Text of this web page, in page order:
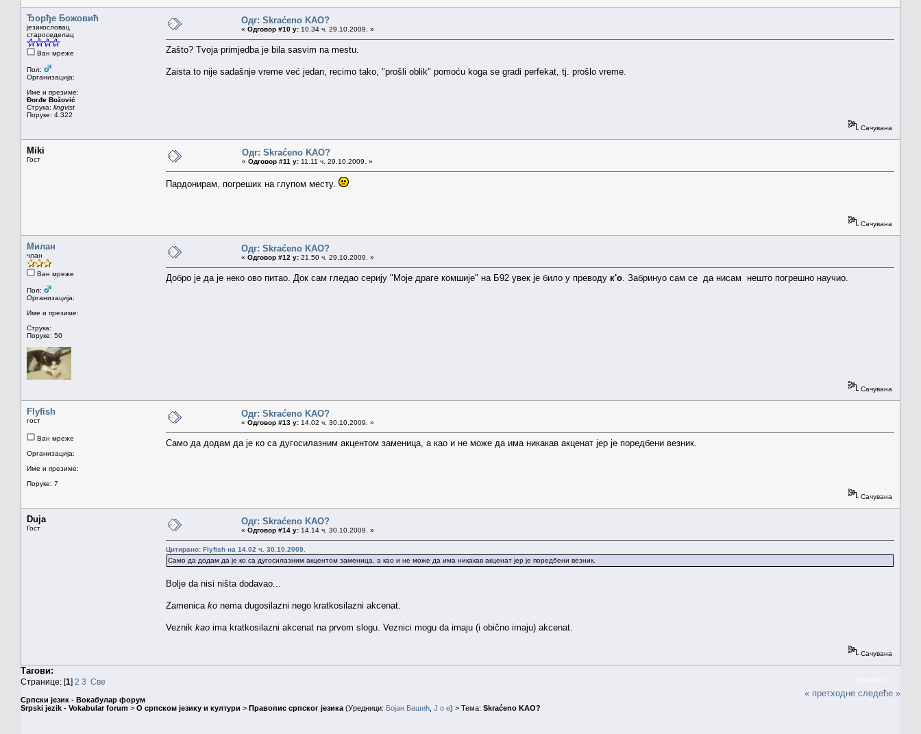
Ђорђе Божовић
језикословац
староседелац
Ван мреже
Пол:
Организација:
Име и презиме:
Đorđe Božović
Струка: lingvist
Поруке: 4.322
Одг: Skraćeno KAO?
« Одговор #10 у: 10.34 ч. 29.10.2009. »
Zašto? Tvoja primjedba je bila sasvim na mestu.
Zaista to nije sadašnje vreme već jedan, recimo tako, "prošli oblik" pomoću koga se gradi perfekat, tj. prošlo vreme.
Сачувана
Miki
Гост
Одг: Skraćeno KAO?
« Одговор #11 у: 11.11 ч. 29.10.2009. »
Пардонирам, погреших на глупом месту.
Сачувана
Милан
члан
Ван мреже
Пол:
Организација:
Име и презиме:
Струка:
Поруке: 50
Одг: Skraćeno KAO?
« Одговор #12 у: 21.50 ч. 29.10.2009. »
Добро је да је неко ово питао. Док сам гледао серију "Моје драге комшије" на Б92 увек је било у преводу к'о . Забринуо сам се да нисам нешто погрешно научио.
Сачувана
Flyfish
гост
Ван мреже
Организација:
Име и презиме:
Поруке: 7
Одг: Skraćeno KAO?
« Одговор #13 у: 14.02 ч. 30.10.2009. »
Само да додам да је ко са дугосилазним акцентом заменица, а као и не може да има никакав акценат јер је поредбени везник.
Сачувана
Duja
Гост
Одг: Skraćeno KAO?
« Одговор #14 у: 14.14 ч. 30.10.2009. »
Цитирано: Flyfish на 14.02 ч. 30.10.2009.
Само да додам да је ко са дугосилазним акцентом заменица, а као и не може да има никакав акценат јер је поредбени везник.
Bolje da nisi ništa dodavao...
Zamenica ko nema dugosilazni nego kratkosilazni akcenat.
Veznik kao ima kratkosilazni akcenat na prvom slogu. Veznici mogu da imaju (i obično imaju) akcenat.
Сачувана
Тагови:
Странице: [1] 2 3 Све
Српски језик - Вокабулар форум
Srpski jezik - Vokabular forum > О српском језику и култури > Правопис српског језика (Уредници: Бојан Башић J o e) > Тема: Skraćeno KAO?
« претходне следеће »